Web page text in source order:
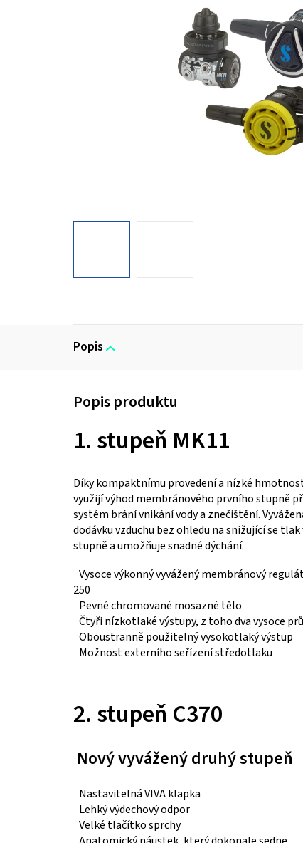
Popis
1. stupeň MK11
Díky kompaktnímu provedení a nízké
využijí výhod membránového prvního stupně
systém brání vnikání vody a znečištění.
dodávku vzduchu bez ohledu na snižující se
stupně a umožňuje snadné dýchání.
Vysoce výkonný vyvážený membránový
250
Pevné chromované mosazné tělo
Čtyři nízkotlaké výstupy, z toho dva vysoce
Oboustranně použitelný vysokotlaký výstup
Možnost externího seřízení středotlaku
2. stupeň C370
Nový vyvážený druhý stupeň
Nastavitelná VIVA klapka
Lehký výdechový odpor
Velké tlačítko sprchy